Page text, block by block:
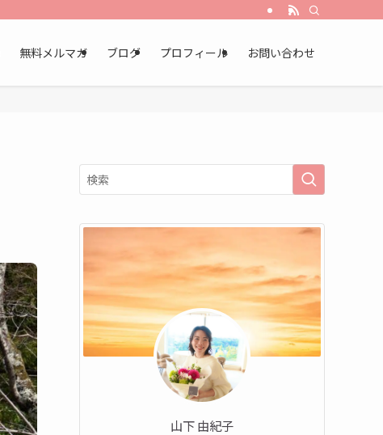
無料メルマガ ブログ プロフィール お問い合わせ
山下 由紀子